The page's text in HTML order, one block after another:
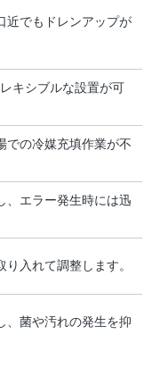
近でもドレンアップが
キシブルな設置が可
での冷媒充填作業が不
、エラー発生時には迅
入れて調整します。
、菌や汚れの発生を抑